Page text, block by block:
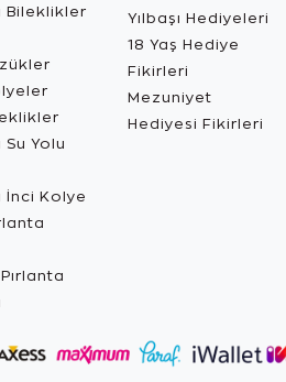
Bileklikler
Su Yolu
İnci Kolye
Yılbaşı Hediyeleri
18 Yaş Hediye
Fikirleri
Mezuniyet
Hediyesi Fikirleri